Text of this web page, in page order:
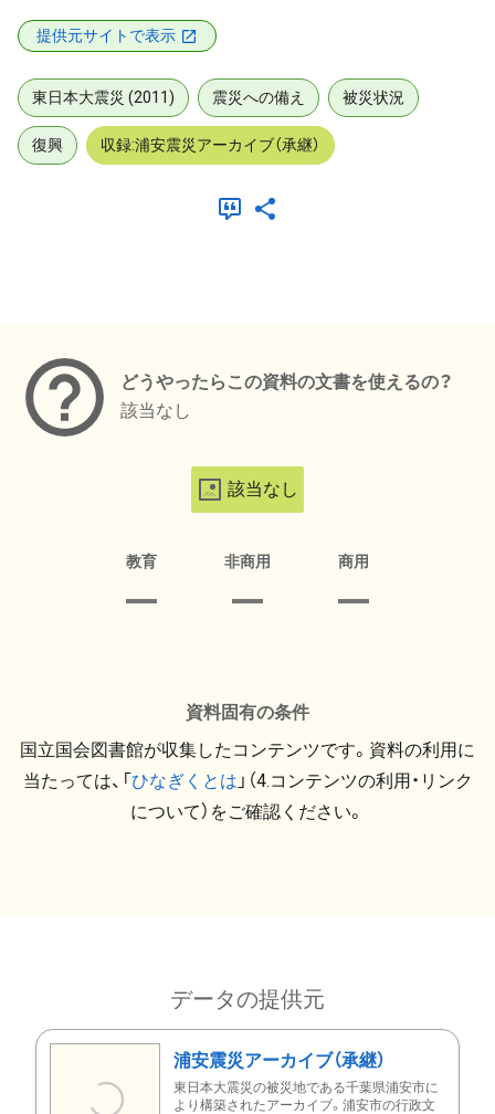
提供元サイトで表示
東日本大震災 (2011) 震災への備え 被災状況
復興 収録:浦安震災アーカイブ（承継）
どうやったらこの資料の文書を使えるの？
該当なし
該当なし
教育 非商用 商用
資料固有の条件
国立国会図書館が収集したコンテンツです。資料の利用に
当たっては、「ひなぎくとは 」（4.コンテンツの利用・リンク
について）をご確認ください。
データの提供元
浦安震災アーカイブ（承継）
東日本大震災の被災地である千葉県浦安市に
より構築されたアーカイブ。浦安市の行政文